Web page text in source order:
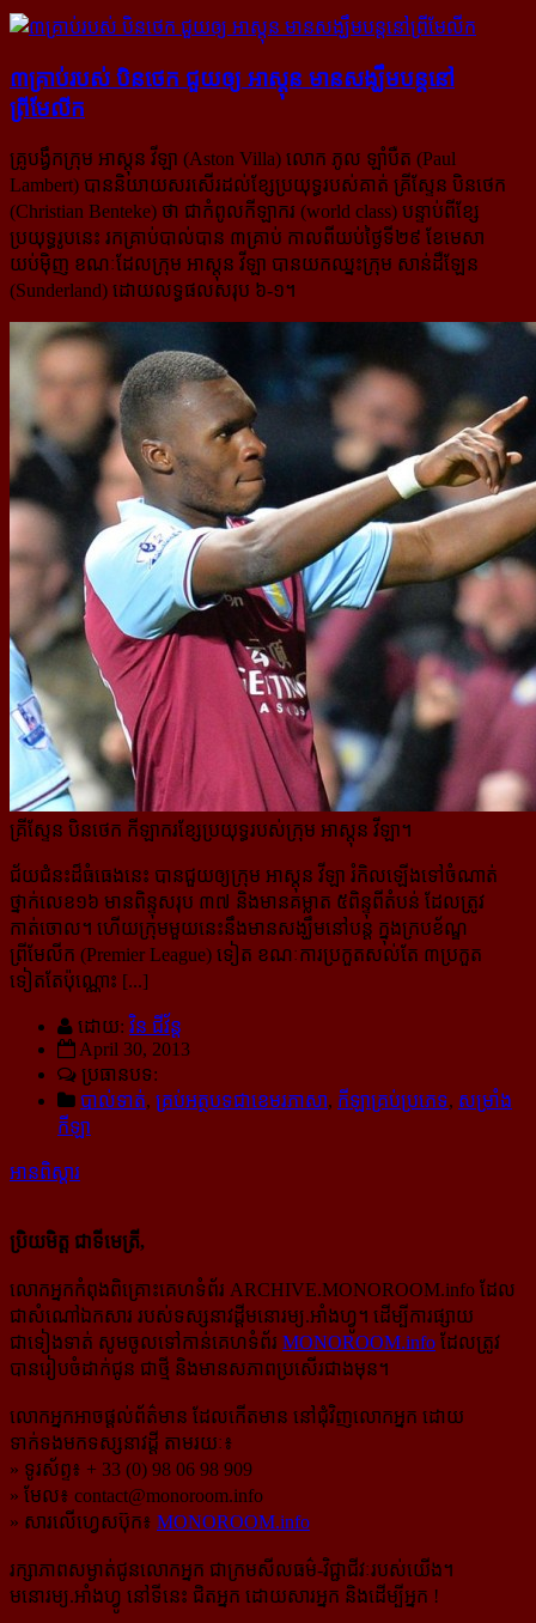
៣​គ្រាប់​របស់ បិនថេក ជួយ​ឲ្យ អាស្តុន មាន​សង្ឃឹម​បន្ត​នៅ​
ព្រីមែលីក
គ្រូបង្វឹកក្រុម អាស្តុន វីឡា (Aston Villa) លោក ភូល ឡាំបឺត (Paul
Lambert) បាននិយាយសរសើរដល់ខ្សែប្រយុទ្ធរបស់​គាត់ គ្រីស្ទែន បិនថេក
(Christian Benteke) ថា ជាកំពូលកីឡាករ (world class) បន្ទាប់ពីខ្សែ
ប្រយុទ្ធរូបនេះ រកគ្រាប់បាល់​បាន ៣គ្រាប់ កាលពីយប់ថ្ងៃទី២៩ ខែមេសា
យប់ម៉ិញ ខណៈដែលក្រុម អាស្តុន វីឡា បានយកឈ្នះក្រុម សាន់ដឺឡែន
(Sunderland) ដោយលទ្ធផលសរុប ៦-១។
គ្រីស្ទែន បិនថេក កីឡាករខ្សែប្រយុទ្ធរបស់ក្រុម អាស្តុន វីឡា។
ជ័យជំនះដ៏ធំធេងនេះ បានជួយឲ្យក្រុម អាស្តុន វីឡា រំកិលឡើងទៅចំណាត់
ថ្នាក់លេខ១៦ មានពិន្ទុសរុប ៣៧ និងមាន​គម្លាត ៥ពិន្ទុពីតំបន់ ដែលត្រូវ
កាត់ចោល។ ហើយក្រុមមួយនេះនឹងមានសង្ឃឹមនៅបន្ត ក្នុងក្របខ័ណ្ឌ
ព្រីមែលីក (Premier League) ទៀត ខណៈការប្រកួតសល់តែ ៣ប្រកួត
ទៀតតែប៉ុណ្ណោះ [...]
ដោយ: វិន ជីវ័ន្ត
April 30, 2013
ប្រធានបទ:
បាល់ទាត់, គ្រប់អត្ថបទជាខេមរភាសា, កីឡាគ្រប់ប្រភេទ, សម្រាំង
កីឡា
អានពិស្ដារ
ប្រិយមិត្ត ជាទីមេត្រី,
លោកអ្នកកំពុងពិគ្រោះគេហទំព័រ ARCHIVE.MONOROOM.info ដែល
ជាសំណៅឯកសារ របស់ទស្សនាវដ្ដីមនោរម្យ.អាំងហ្វូ។ ដើម្បីការផ្សាយ
ជាទៀងទាត់ សូមចូលទៅកាន់​គេហទំព័រ MONOROOM.info ដែលត្រូវ
បានរៀបចំដាក់ជូន ជាថ្មី និងមានសភាពប្រសើរជាងមុន។
លោកអ្នកអាចផ្ដល់ព័ត៌មាន ដែលកើតមាន នៅជុំវិញលោកអ្នក ដោយ
ទាក់ទងមកទស្សនាវដ្ដី តាមរយៈ៖
» ទូរស័ព្ទ៖ + 33 (0) 98 06 98 909
» មែល៖ contact@monoroom.info
» សារលើហ្វេសប៊ុក៖ MONOROOM.info
រក្សាភាពសម្ងាត់ជូនលោកអ្នក ជាក្រមសីលធម៌-​វិជ្ជាជីវៈ​របស់យើង។
មនោរម្យ.អាំងហ្វូ នៅទីនេះ ជិតអ្នក ដោយសារអ្នក និងដើម្បីអ្នក !